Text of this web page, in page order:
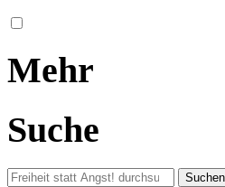
Mehr
Suche